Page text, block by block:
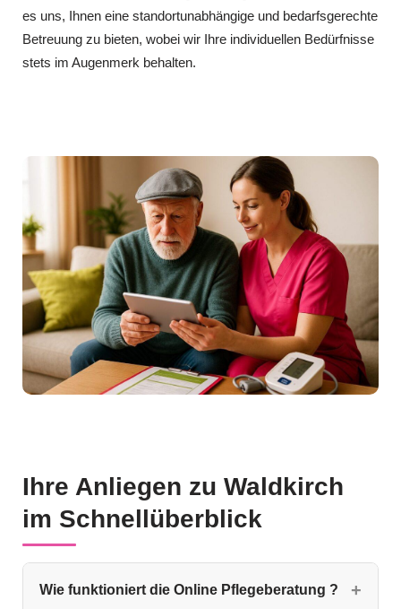
es uns, Ihnen eine standortunabhängige und bedarfsgerechte
Betreuung zu bieten, wobei wir Ihre individuellen Bedürfnisse
stets im Augenmerk behalten.
Ihre Anliegen zu Waldkirch
im Schnellüberblick
Wie funktioniert die Online Pflegeberatung ?